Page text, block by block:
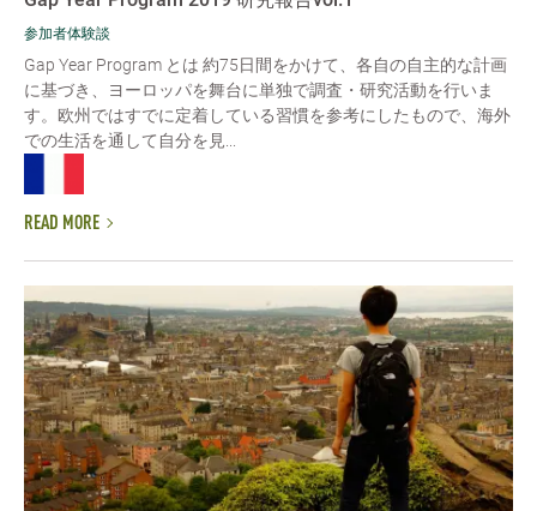
参加者体験談
Gap Year Program とは 約75日間をかけて、各自の自主的な計画
に基づき、ヨーロッパを舞台に単独で調査・研究活動を行いま
す。欧州ではすでに定着している習慣を参考にしたもので、海外
での生活を通して自分を見...
READ MORE